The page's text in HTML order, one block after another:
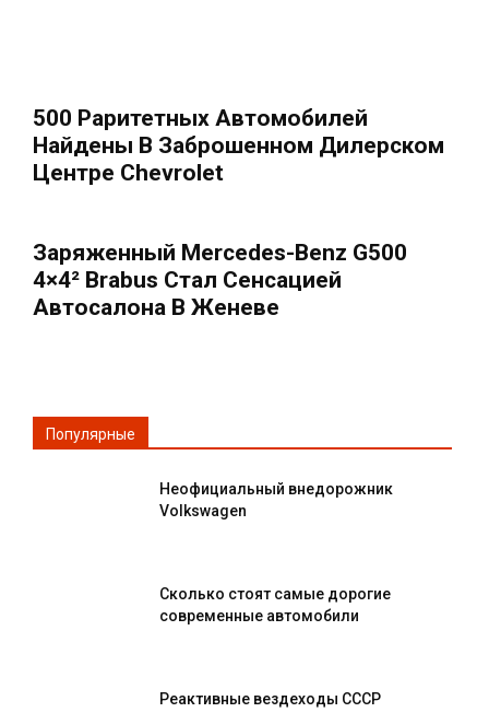
500 Раритетных Автомобилей
Найдены В Заброшенном Дилерском
Центре Chevrolet
Заряженный Mercedes-Benz G500
4×4² Brabus Стал Сенсацией
Автосалона В Женеве
Популярные
Неофициальный внедорожник
Volkswagen
Сколько стоят самые дорогие
современные автомобили
Реактивные вездеходы СССР